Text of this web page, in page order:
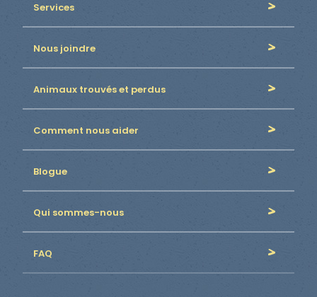
Services
Nous joindre
Animaux trouvés et perdus
Comment nous aider
Blogue
Qui sommes-nous
FAQ